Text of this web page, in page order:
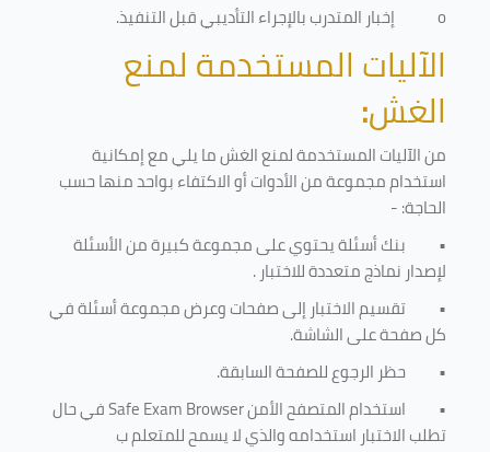
o
إخبار المتدرب بالإجراء التأديبي قبل التنفيذ.
الآليات المستخدمة لمنع
الغش:
من الآليات المستخدمة لمنع الغش ما يلي مع إمكانية
استخدام مجموعة من الأدوات أو الاكتفاء بواحد منها حسب
الحاجة: -
• بنك أسئلة يحتوي على مجموعة كبيرة من الأسئلة
لإصدار نماذج متعددة للاختبار.
• تقسيم الاختبار إلى صفحات وعرض مجموعة أسئلة في
كل صفحة على الشاشة.
• حظر الرجوع للصفحة السابقة.
• استخدام المتصفح الأمنSafe Exam Browserفي حال
تطلب الاختبار استخدامه والذي لا يسمح للمتعلم ب